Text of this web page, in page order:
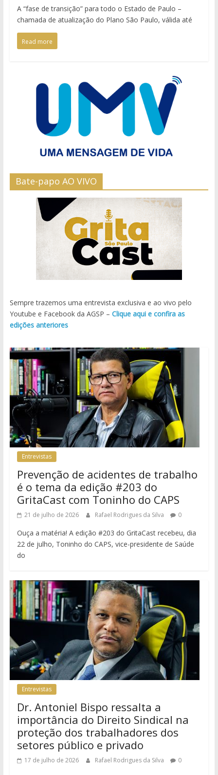
A “fase de transição” para todo o Estado de Paulo –
chamada de atualização do Plano São Paulo, válida até
Read more
Bate-papo AO VIVO
Sempre trazemos uma entrevista exclusiva e ao vivo pelo
Youtube e Facebook da AGSP – Clique aqui e confira as
edições anteriores
Entrevistas
Prevenção de acidentes de trabalho
é o tema da edição #203 do
GritaCast com Toninho do CAPS
21 de julho de 2026 Rafael Rodrigues da Silva 0
Ouça a matéria! A edição #203 do GritaCast recebeu, dia
22 de julho, Toninho do CAPS, vice-presidente de Saúde
do
Entrevistas
Dr. Antoniel Bispo ressalta a
importância do Direito Sindical na
proteção dos trabalhadores dos
setores público e privado
17 de julho de 2026 Rafael Rodrigues da Silva 0